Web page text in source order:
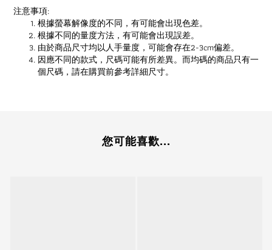
注意事項:
根據螢幕解像度的不同，有可能會出現色差。
根據不同的量度方法，有可能會出現誤差。
由於商品尺寸均以人手量度，可能會存在2-3cm偏差。
因應不同的款式，尺碼可能有所差異。而均碼的商品只有一
個尺碼，請在購買前參考詳細尺寸。
您可能喜歡...